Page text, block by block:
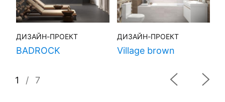
ДИЗАЙН-ПРОЕКТ
BADROCK
ДИЗАЙН-ПРОЕКТ
Village brown
1 / 7